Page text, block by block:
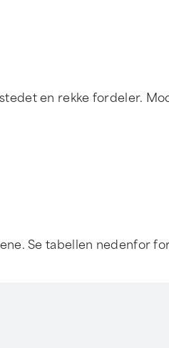
en rekke fordeler.
Se tabellen nedenfor